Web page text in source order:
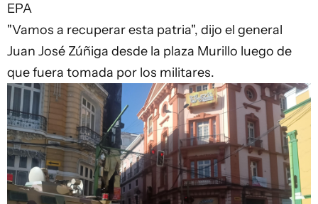
EPA
"Vamos a recuperar esta patria", dijo el general
Juan José Zúñiga desde la plaza Murillo luego de
que fuera tomada por los militares.